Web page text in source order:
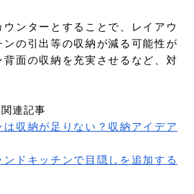
ンターとすることで、レイアウ
ンの引出等の収納が減る可能性が
背面の収納を充実させるなど、対
連記事
収納が足りない？収納アイデア
ンドキッチンで目隠しを追加する